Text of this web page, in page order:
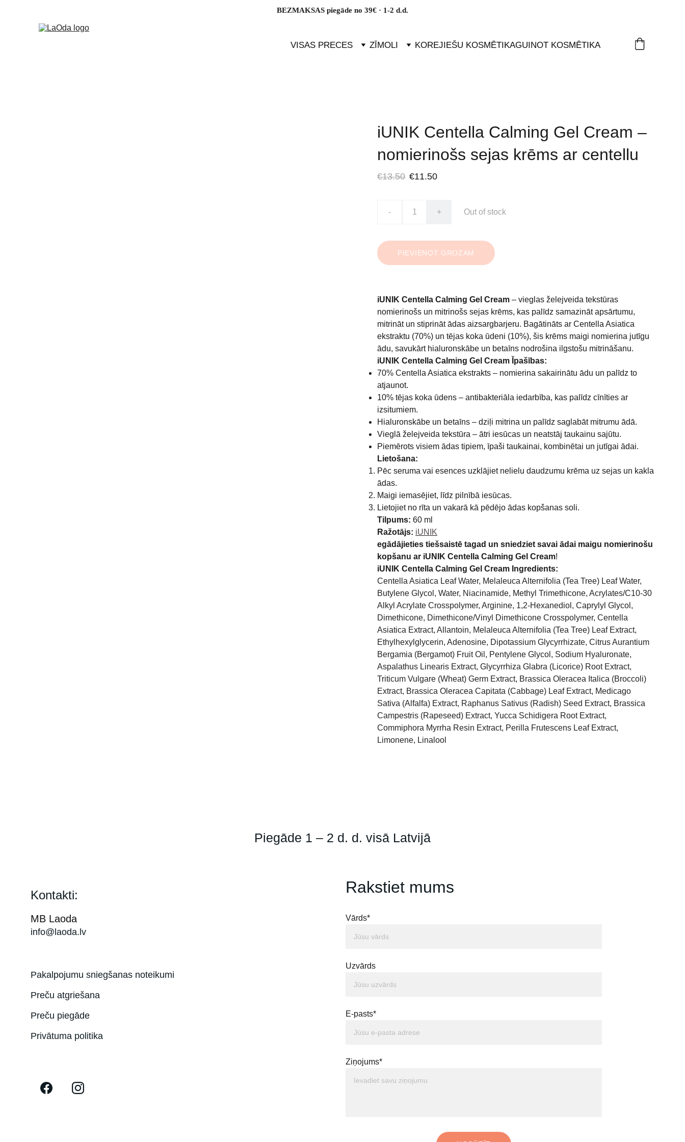
BEZMAKSAS piegāde no 39€ · 1-2 d.d.
VISAS PRECES ZĪMOLI KOREJIEŠU KOSMĒTIKAGUINOT KOSMĒTIKA
iUNIK Centella Calming Gel Cream –
nomierinošs sejas krēms ar centellu
€13.50 €11.50
- + Out of stock
PIEVIENOT GROZAM
iUNIK Centella Calming Gel Cream – vieglas želejveida tekstūras
nomierinošs un mitrinošs sejas krēms, kas palīdz samazināt apsārtumu,
mitrināt un stiprināt ādas aizsargbarjeru. Bagātināts ar Centella Asiatica
ekstraktu (70%) un tējas koka ūdeni (10%), šis krēms maigi nomierina jutīgu
ādu, savukārt hialuronskābe un betaīns nodrošina ilgstošu mitrināšanu.
iUNIK Centella Calming Gel Cream Īpašības:
70% Centella Asiatica ekstrakts – nomierina sakairinātu ādu un palīdz to
atjaunot.
10% tējas koka ūdens – antibakteriāla iedarbība, kas palīdz cīnīties ar
izsitumiem.
Hialuronskābe un betaīns – dziļi mitrina un palīdz saglabāt mitrumu ādā.
Vieglā želejveida tekstūra – ātri iesūcas un neatstāj taukainu sajūtu.
Piemērots visiem ādas tipiem, īpaši taukainai, kombinētai un jutīgai ādai.
Lietošana:
Pēc seruma vai esences uzklājiet nelielu daudzumu krēma uz sejas un kakla
ādas.
Maigi iemasējiet, līdz pilnībā iesūcas.
Lietojiet no rīta un vakarā kā pēdējo ādas kopšanas soli.
Tilpums: 60 ml
Ražotājs: iUNIK
egādājieties tiešsaistē tagad un sniedziet savai ādai maigu nomierinošu
kopšanu ar iUNIK Centella Calming Gel Cream!
iUNIK Centella Calming Gel Cream Ingredients:
Centella Asiatica Leaf Water, Melaleuca Alternifolia (Tea Tree) Leaf Water,
Butylene Glycol, Water, Niacinamide, Methyl Trimethicone, Acrylates/C10-30
Alkyl Acrylate Crosspolymer, Arginine, 1,2-Hexanediol, Caprylyl Glycol,
Dimethicone, Dimethicone/Vinyl Dimethicone Crosspolymer, Centella
Asiatica Extract, Allantoin, Melaleuca Alternifolia (Tea Tree) Leaf Extract,
Ethylhexylglycerin, Adenosine, Dipotassium Glycyrrhizate, Citrus Aurantium
Bergamia (Bergamot) Fruit Oil, Pentylene Glycol, Sodium Hyaluronate,
Aspalathus Linearis Extract, Glycyrrhiza Glabra (Licorice) Root Extract,
Triticum Vulgare (Wheat) Germ Extract, Brassica Oleracea Italica (Broccoli)
Extract, Brassica Oleracea Capitata (Cabbage) Leaf Extract, Medicago
Sativa (Alfalfa) Extract, Raphanus Sativus (Radish) Seed Extract, Brassica
Campestris (Rapeseed) Extract, Yucca Schidigera Root Extract,
Commiphora Myrrha Resin Extract, Perilla Frutescens Leaf Extract,
Limonene, Linalool
Rakstiet mums
Vārds*
Uzvārds
E-pasts*
Ziņojums*
MB Laoda
Kontakti:
info@laoda.lv
Pakalpojumu sniegšanas noteikumi
Preču atgriešana
Preču piegāde
Privātuma politika
Piegāde 1 – 2 d. d. visā Latvijā